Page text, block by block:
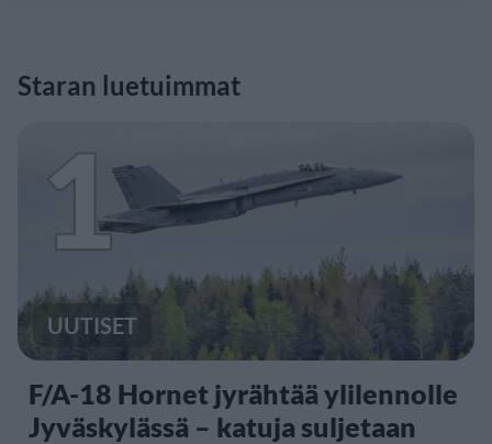
Staran luetuimmat
1
UUTISET
F/A-18 Hornet jyrähtää ylilennolle
Jyväskylässä – katuja suljetaan